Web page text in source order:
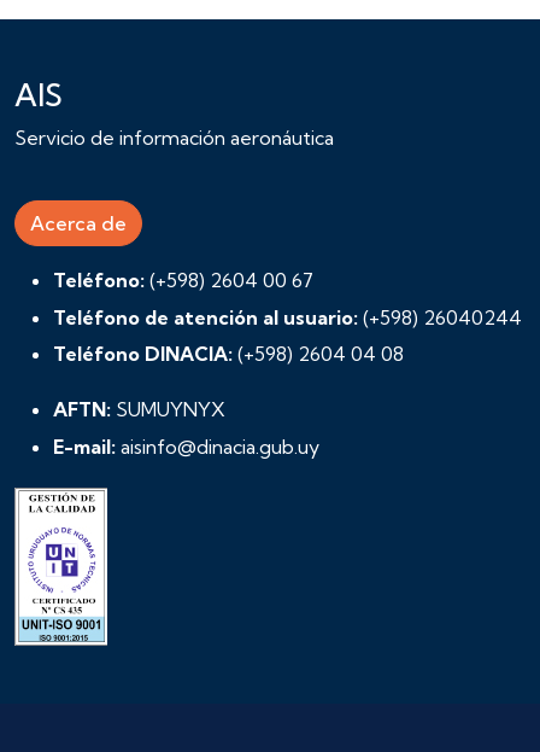
AIS
Servicio de información aeronáutica
Acerca de
Teléfono: (+598) 2604 00 67
Teléfono de atención al usuario: (+598) 26040244
Teléfono DINACIA: (+598) 2604 04 08
AFTN: SUMUYNYX
E-mail: aisinfo@dinacia.gub.uy